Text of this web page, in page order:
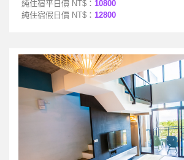
純住宿平日價 NT$： 10800
純住宿假日價 NT$： 12800